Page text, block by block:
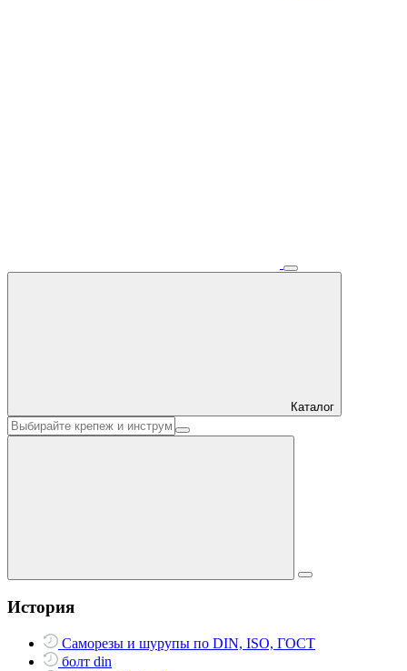
Каталог
История
Саморезы и шурупы по DIN, ISO, ГОСТ
болт din